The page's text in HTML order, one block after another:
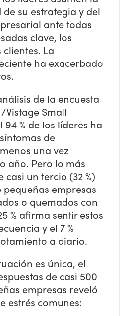
su estrategia y del
ante todas
clave, los
La
ha exacerbado
de la encuesta
Vistage Small
94 % de los líderes ha
de
una vez
año. Pero lo más
casi un tercio (32 %)
pequeñas empresas
o quemados con
% afirma sentir estos
y el 7 %
a diario.
es única, el
de casi 500
empresas reveló
estrés comunes: